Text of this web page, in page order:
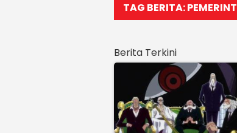
TAG BERITA:
Berita Terkini